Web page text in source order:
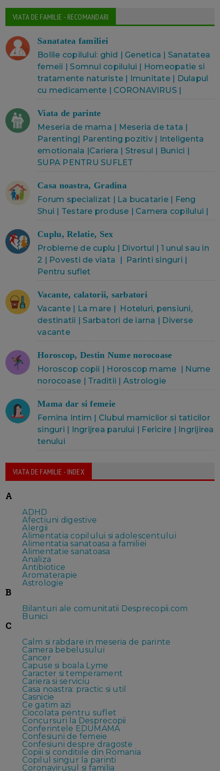
VIATA DE FAMILIE - RECOMANDARI
Sanatatea familiei
Bolile copilului: ghid Genetica
Sanatatea
femeii
Somnul copilului
Homeopatie si
tratamente naturiste
Imunitate|
Dulapul
cu medicamente
CORONAVIRUS
Viata de parinte
Meseria de mama Meseria de tata
Parenting
Parenting pozitiv|
Inteligenta
emotionala
Cariera Stresul Bunici
SUPA PENTRU SUFLET
Casa noastra, Gradina
Forum specializat La bucatarie|
Feng
Shui
Testare produse Camera copilului
Cuplu, Relatie, Sex
Probleme de cuplu Divortul
1 unul sau in
2
Povesti de viata Parinti singuri
Pentru suflet
Vacante, calatorii, sarbatori
Vacante| La mare
Hoteluri, pensiuni,
destinatii
Sarbatori de iarna
Diverse
vacante
Horoscop, Destin Nume norocoase
Horoscop copii Horoscop mame
Nume
norocoase
Traditii Astrologie
Mama dar si femeie
Femina Intim
Clubul mamicilor si taticilor
singuri
Ingrijrea parului Fericire
Ingrijirea
tenului
VIATA DE FAMILIE - INDEX
A
ADHD
Afectiuni digestive
Alergii
Alimentatia copilului si adolescentului
Alimentatia sanatoasa a familiei
Alimentatie sanatoasa
Analiza
Antibiotice
Aromaterapie
Astrologie
B
Bilanturi ale comunitatii Desprecopii.com
Bunici
C
Calm si rabdare in meseria de parinte
Camera bebelusului
Cancer
Capuse si boala Lyme
Caracter si temperament
Cariera si serviciu
Casa noastra: practic si util
Casnicie
Ce gatim azi
Ciocolata pentru suflet
Concursuri la Desprecopii
Conferintele EDUMAMA
Confesiuni de femeie
Confesiuni despre dragoste
Copiii si conditiile din Romania
Copilul singur la parinti
Coronavirusul si familia